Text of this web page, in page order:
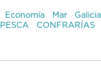
Economía Mar
Galicia
PESCA CONFRARÍAS